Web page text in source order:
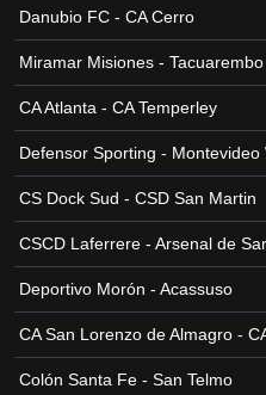
Danubio FC - CA Cerro
Miramar Misiones -
CA Atlanta - CA Temperley
Defensor Sporting - Montevideo
CS Dock Sud - CSD San Martin
CSCD Laferrere - Arsenal de
Deportivo Morón - Acassuso
CA San Lorenzo de Almagro -
Colón Santa Fe - San Telmo